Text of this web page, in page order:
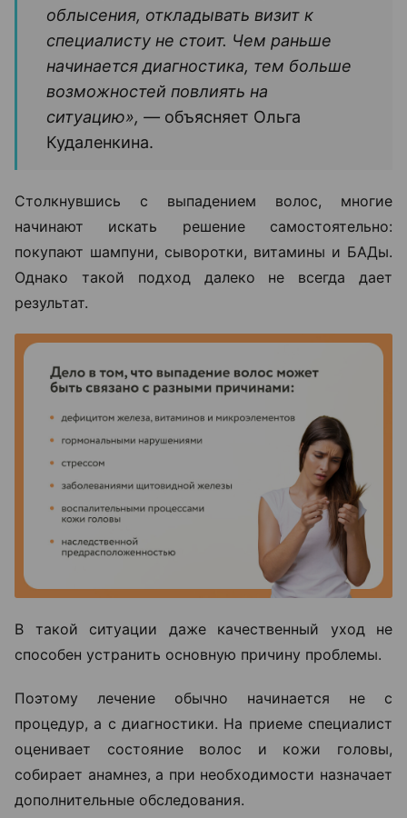
облысения, откладывать визит к
специалисту не стоит. Чем раньше
начинается диагностика, тем больше
возможностей повлиять на
ситуацию», — объясняет Ольга
Кудаленкина.
Столкнувшись с выпадением волос, многие
начинают искать решение самостоятельно:
покупают шампуни, сыворотки, витамины и БАДы.
Однако такой подход далеко не всегда дает
результат.
В такой ситуации даже качественный уход не
способен устранить основную причину проблемы.
Поэтому лечение обычно начинается не с
процедур, а с диагностики. На приеме специалист
оценивает состояние волос и кожи головы,
собирает анамнез, а при необходимости назначает
дополнительные обследования.